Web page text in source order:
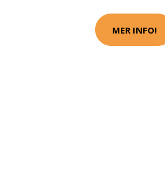
MER INFO!